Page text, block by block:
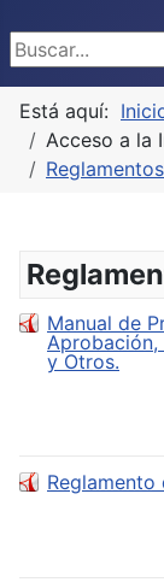
Buscar...
Está aquí:
Acceso a la
Manual de
Aprobación,
y Otros.
Reglamento